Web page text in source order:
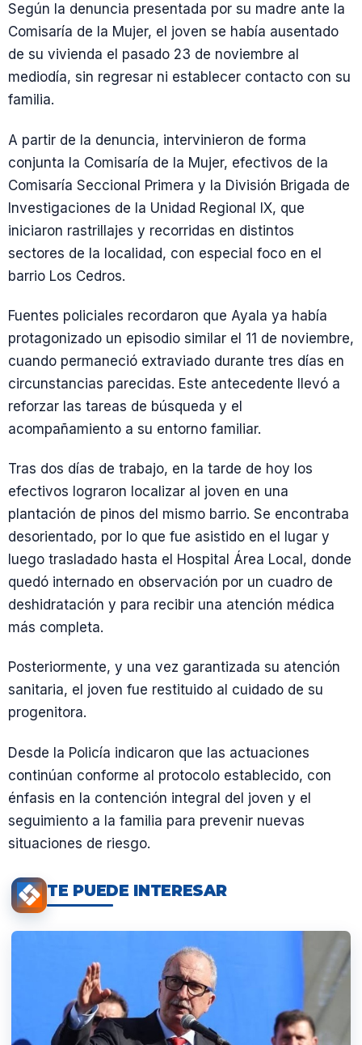
Según la denuncia presentada por su madre ante la
Comisaría de la Mujer, el joven se había ausentado
de su vivienda el pasado 23 de noviembre al
mediodía, sin regresar ni establecer contacto con su
familia.
A partir de la denuncia, intervinieron de forma
conjunta la Comisaría de la Mujer, efectivos de la
Comisaría Seccional Primera y la División Brigada de
Investigaciones de la Unidad Regional IX, que
iniciaron rastrillajes y recorridas en distintos
sectores de la localidad, con especial foco en el
barrio Los Cedros.
Fuentes policiales recordaron que Ayala ya había
protagonizado un episodio similar el 11 de noviembre,
cuando permaneció extraviado durante tres días en
circunstancias parecidas. Este antecedente llevó a
reforzar las tareas de búsqueda y el
acompañamiento a su entorno familiar.
Tras dos días de trabajo, en la tarde de hoy los
efectivos lograron localizar al joven en una
plantación de pinos del mismo barrio. Se encontraba
desorientado, por lo que fue asistido en el lugar y
luego trasladado hasta el Hospital Área Local, donde
quedó internado en observación por un cuadro de
deshidratación y para recibir una atención médica
más completa.
Posteriormente, y una vez garantizada su atención
sanitaria, el joven fue restituido al cuidado de su
progenitora.
Desde la Policía indicaron que las actuaciones
continúan conforme al protocolo establecido, con
énfasis en la contención integral del joven y el
seguimiento a la familia para prevenir nuevas
situaciones de riesgo.
TE PUEDE INTERESAR